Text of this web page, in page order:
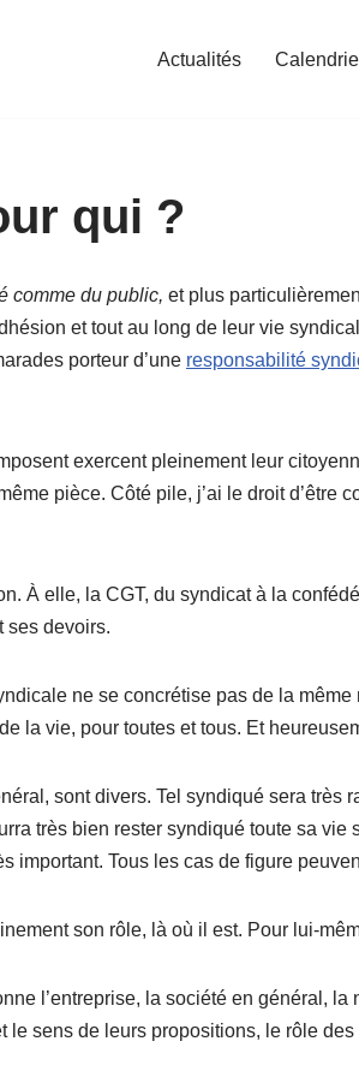
Actualités
qui ?
comme du public, et plus
et tout au long de leur vie
porteur d’une responsabilité
exercent pleinement leur
pièce. Côté pile, j’ai le droit d’être
À elle, la CGT, du syndicat à la
ses devoirs.
ne se concrétise pas de la
la vie, pour toutes et tous. Et
sont divers. Tel syndiqué sera très
très bien rester syndiqué toute sa
important. Tous les cas de figure
son rôle, là où il est. Pour lui-
l’entreprise, la société en général,
sens de leurs propositions, le rôle